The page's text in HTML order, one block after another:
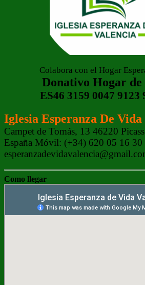
Colabora con el Hogar
Donativo Hogar de
ES46 3159 0047 9123
Iglesia Esperanza De
Campet de Tomás, 13 46220
España Móvil: (+34) 620 05 16 30
Como llegar